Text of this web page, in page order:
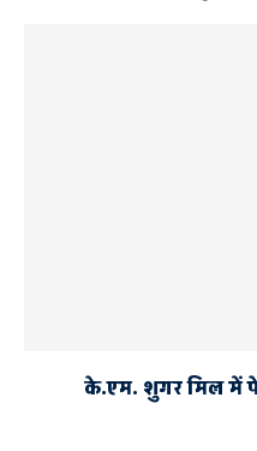
के.एम. शुगर मिल में